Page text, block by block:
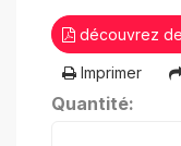
découvrez
Imprimer
Quantité: